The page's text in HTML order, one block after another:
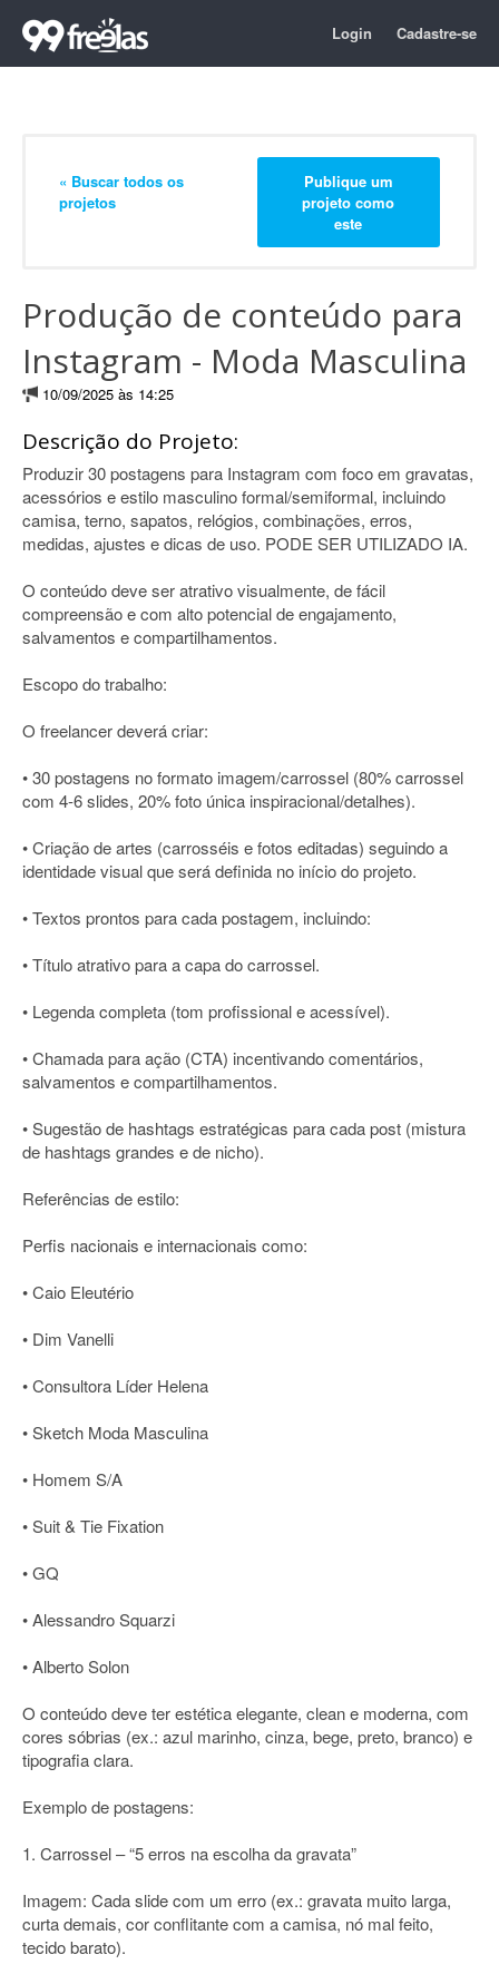
Login Cadastre-se
« Buscar todos os
projetos
Publique um
projeto como
este
Produção de conteúdo para
Instagram - Moda Masculina
10/09/2025 às 14:25
Descrição do Projeto:
Produzir 30 postagens para Instagram com foco em gravatas,
acessórios e estilo masculino formal/semiformal, incluindo
camisa, terno, sapatos, relógios, combinações, erros,
medidas, ajustes e dicas de uso. PODE SER UTILIZADO IA.
O conteúdo deve ser atrativo visualmente, de fácil
compreensão e com alto potencial de engajamento,
salvamentos e compartilhamentos.
Escopo do trabalho:
O freelancer deverá criar:
• 30 postagens no formato imagem/carrossel (80% carrossel
com 4-6 slides, 20% foto única inspiracional/detalhes).
• Criação de artes (carrosséis e fotos editadas) seguindo a
identidade visual que será definida no início do projeto.
• Textos prontos para cada postagem, incluindo:
• Título atrativo para a capa do carrossel.
• Legenda completa (tom profissional e acessível).
• Chamada para ação (CTA) incentivando comentários,
salvamentos e compartilhamentos.
• Sugestão de hashtags estratégicas para cada post (mistura
de hashtags grandes e de nicho).
Referências de estilo:
Perfis nacionais e internacionais como:
• Caio Eleutério
• Dim Vanelli
• Consultora Líder Helena
• Sketch Moda Masculina
• Homem S/A
• Suit & Tie Fixation
• GQ
• Alessandro Squarzi
• Alberto Solon
O conteúdo deve ter estética elegante, clean e moderna, com
cores sóbrias (ex.: azul marinho, cinza, bege, preto, branco) e
tipografia clara.
Exemplo de postagens:
1. Carrossel – “5 erros na escolha da gravata”
Imagem: Cada slide com um erro (ex.: gravata muito larga,
curta demais, cor conflitante com a camisa, nó mal feito,
tecido barato).